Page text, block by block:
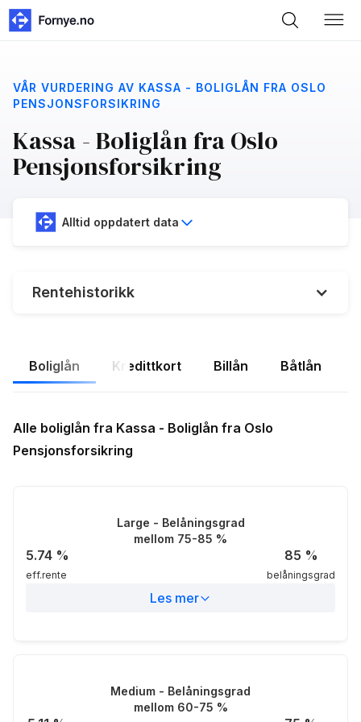
VÅR VURDERING AV KASSA - BOLIGLÅN FRA OSLO
PENSJONSFORSIKRING
Kassa - Boliglån fra Oslo
Pensjonsforsikring
Alltid oppdatert data
Rentehistorikk
Boliglån Kredittkort Billån Båtlån
Alle boliglån fra Kassa - Boliglån fra Oslo
Pensjonsforsikring
Large - Belåningsgrad
mellom 75-85 %
5.74 %
eff.rente
85 %
belåningsgrad
Les mer
Medium - Belåningsgrad
mellom 60-75 %